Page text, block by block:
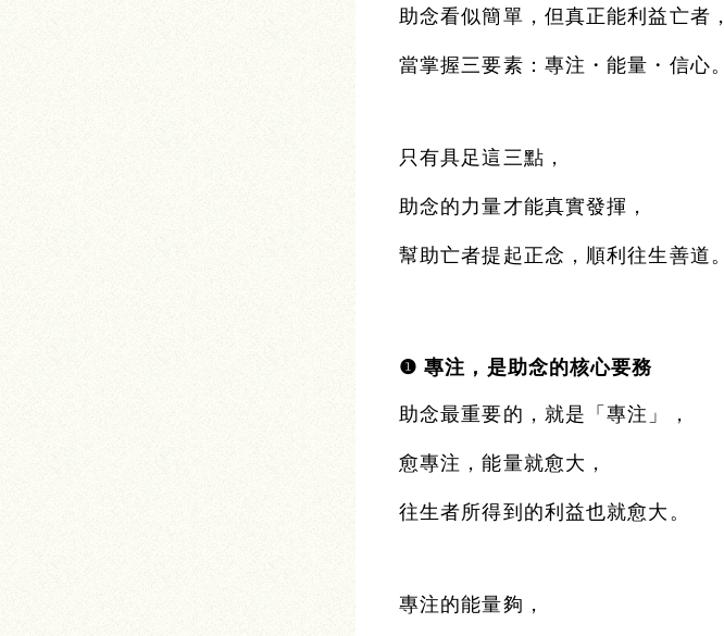
助念看似簡單，但真正能利益亡者，
當掌握三要素：專注・能量・信心。
只有具足這三點，
助念的力量才能真實發揮，
幫助亡者提起正念，順利往生善道。
❶ 專注，是助念的核心要務
助念最重要的，就是「專注」，
愈專注，能量就愈大，
往生者所得到的利益也就愈大。
專注的能量夠，